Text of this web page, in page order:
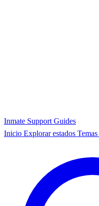
Inmate Support Guides
Inicio Explorar estados Temas